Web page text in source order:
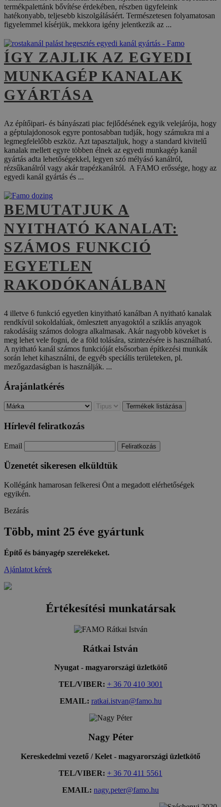
termékpalettánk bővítése érdekében, részben ügyfeleink
hatékonyabb, teljesebb kiszolgálásáért. Természetesen folyamatosan
figyelemmel kísérjük, mekkora igény jelentkezik az ...
ÍGY ZAJLIK AZ EGYEDI
MUNKAGÉP KANALAK
GYÁRTÁSA
Az építőipari- és bányászati piac fejlődésének egyik velejárója, hogy
a géptulajdonosok egyre pontosabban tudják, hogy számukra mi a
legmegfelelőbb eszköz. Azt tapasztaljuk, hogy a standard kivitelű
kanalak mellett egyre többen élnek az egyedi munkagép kanál
gyártás adta lehetőségekkel, legyen szó mélyásó kanálról,
rézsűkanálról vagy akár trapézkanálról. A FAMO erőssége, hogy az
egyedi kanál gyártás és ...
BEMUTATJUK A
NYITHATÓ KANALAT:
SZÁMOS FUNKCIÓ
EGYETLEN
RAKODÓKANÁLBAN
4 illetve 6 funkció egyetlen kinyitható kanálban A nyitható kanalak
rendkívül sokoldalúak, ömlesztett anyagoktól a sziklás anyagok
rakodásáig számos dologra alkalmasak. Akár nagyobb köveket is
meg lehet vele fogni, de a föld tolására, szintezésére is használható.
A nyitható kanál számos funkcióját elsősorban építkezési munkák
során lehet kihasználni, de egyéb speciális területeken, pl.
mezőgazdaságban is használják. ...
Árajánlatkérés
Hírlevél feliratkozás
Email
Üzenetét sikeresen elküldtük
Kollégánk hamarosan felkeresi Önt a megadott elérhetőségek
egyikén.
Bezárás
Több, mint 25 éve gyártunk
Építő és bányagép szerelékeket.
Ajánlatot kérek
Értékesítési munkatársak
Rátkai István
Nyugat - magyarországi üzletkötő
TEL/VIBER: + 36 70 410 3001
EMAIL: ratkai.istvan@famo.hu
Nagy Péter
Kereskedelmi vezető / Kelet - magyarországi üzletkötő
TEL/VIBER: + 36 70 411 5561
EMAIL: nagy.peter@famo.hu